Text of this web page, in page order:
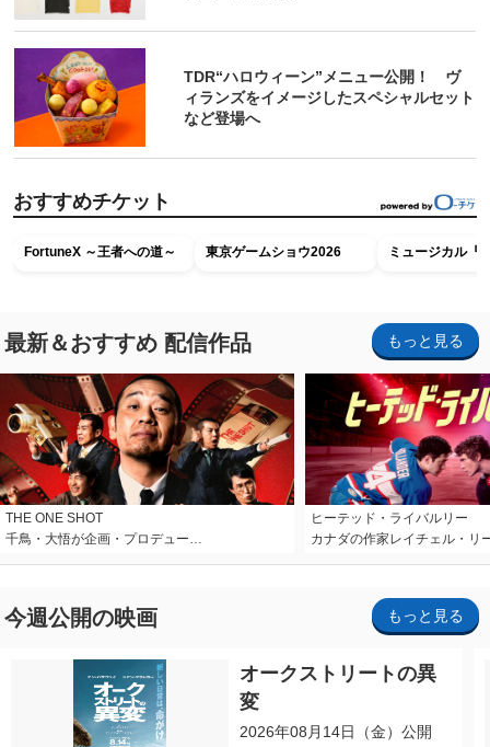
TDR“ハロウィーン”メニュー公開！ ヴ
ィランズをイメージしたスペシャルセット
など登場へ
おすすめチケット
FortuneX ～王者への道～ 東京ゲームショウ2026 ミュージカル『
最新＆おすすめ 配信作品 もっと見る
THE ONE SHOT
千鳥・大悟が企画・プロデュー…
ヒーテッド・ライバルリー
カナダの作家レイチェル・リ
今週公開の映画 もっと見る
オークストリートの異
変
2026年08月14日（金）公開